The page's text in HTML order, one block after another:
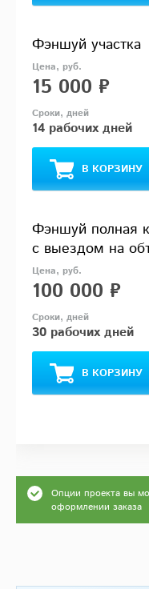
Фэншуй участка
15 000 ₽
14 рабочих дней
В КОРЗИНУ
Фэншуй полная
с выездом на
100 000 ₽
30 рабочих дней
В КОРЗИНУ
Опции проекта вы
оформлении заказа